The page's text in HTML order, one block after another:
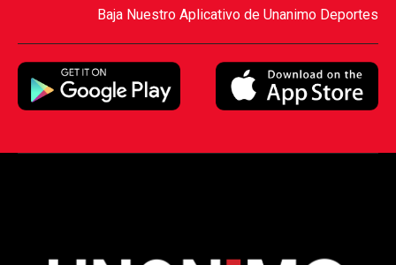
Baja Nuestro Aplicativo de Unanimo Deportes